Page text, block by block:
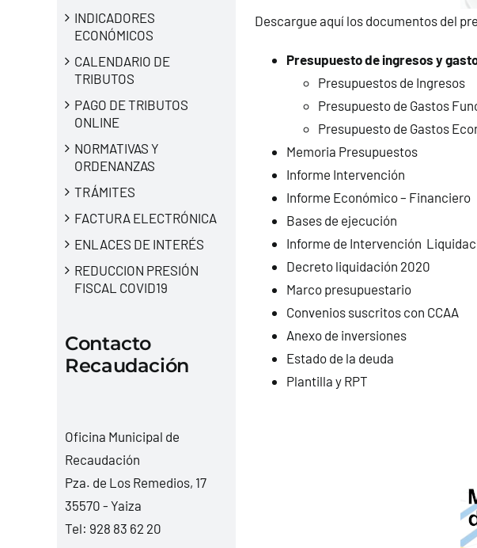
INDICADORES
ECONÓMICOS
CALENDARIO DE
TRIBUTOS
PAGO DE TRIBUTOS
ONLINE
NORMATIVAS Y
ORDENANZAS
TRÁMITES
FACTURA ELECTRÓNICA
ENLACES DE INTERÉS
REDUCCION PRESIÓN
FISCAL COVID19
Contacto
Recaudación
Oficina Municipal de
Recaudación
Pza. de Los Remedios, 17
35570 - Yaiza
Tel: 928 83 62 20
Descargue aquí los documentos del
Presupuesto de ingresos y
Presupuestos de Ingresos
Presupuesto de Gastos
Presupuesto de Gastos
Memoria Presupuestos
Informe Intervención
Informe Económico – Financiero
Bases de ejecución
Informe de Intervención
Decreto liquidación 2020
Marco presupuestario
Convenios suscritos con CCAA
Anexo de inversiones
Estado de la deuda
Plantilla y RPT